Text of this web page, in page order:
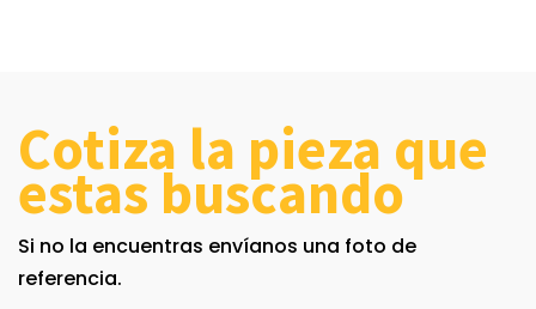
Cotiza la pieza que
estas buscando
Si no la encuentras envíanos una foto de
referencia.